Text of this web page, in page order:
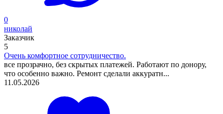
0
николай
Заказчик
5
Очень комфортное сотрудничество.
все прозрачно, без скрытых платежей. Работают по донору,
что особенно важно. Ремонт сделали аккуратн...
11.05.2026